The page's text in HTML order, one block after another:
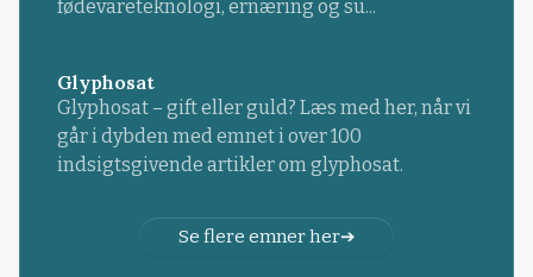
fødevareteknologi, ernæring og su...
Glyphosat
Glyphosat – gift eller guld? Læs med her, når vi
går i dybden med emnet i over 100
indsigtsgivende artikler om glyphosat.
Se flere emner her